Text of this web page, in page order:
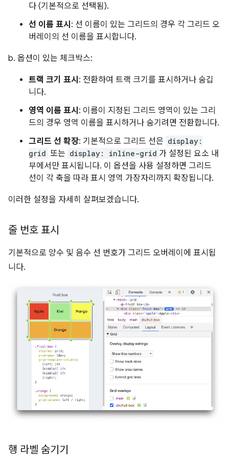
다 (기본적으로 선택됨).
선 이름 표시 : 선 이름이 있는 그리드의 경우 각 그리드 오
버레이의 선 이름을 표시합니다.
b. 옵션이 있는 체크박스:
트랙 크기 표시 : 전환하여 트랙 크기를 표시하거나 숨깁
니다.
영역 이름 표시 : 이름이 지정된 그리드 영역이 있는 그리
드의 경우 영역 이름을 표시하거나 숨기려면 전환합니다.
그리드 선 확장: 기본적으로 그리드 선은 display:
grid 또는 display: inline-grid 가 설정된 요소 내
부에서만 표시됩니다. 이 옵션을 사용 설정하면 그리드
선이 각 축을 따라 표시 영역 가장자리까지 확장됩니다.
이러한 설정을 자세히 살펴보겠습니다.
줄 번호 표시
기본적으로 양수 및 음수 선 번호가 그리드 오버레이에 표시됩
니다.
행 라벨 숨기기